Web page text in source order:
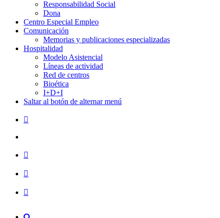
Responsabilidad Social
Dona
Centro Especial Empleo
Comunicación
Memorias y publicaciones especializadas
Hospitalidad
Modelo Asistencial
Líneas de actividad
Red de centros
Bioética
I+D+I
Saltar al botón de alternar menú